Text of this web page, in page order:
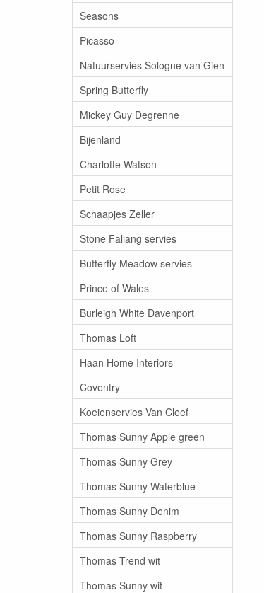
Seasons
Picasso
Natuurservies Sologne van Gien
Spring Butterfly
Mickey Guy Degrenne
Bijenland
Charlotte Watson
Petit Rose
Schaapjes Zeller
Stone Faliang servies
Butterfly Meadow servies
Prince of Wales
Burleigh White Davenport
Thomas Loft
Haan Home Interiors
Coventry
Koeienservies Van Cleef
Thomas Sunny Apple green
Thomas Sunny Grey
Thomas Sunny Waterblue
Thomas Sunny Denim
Thomas Sunny Raspberry
Thomas Trend wit
Thomas Sunny wit